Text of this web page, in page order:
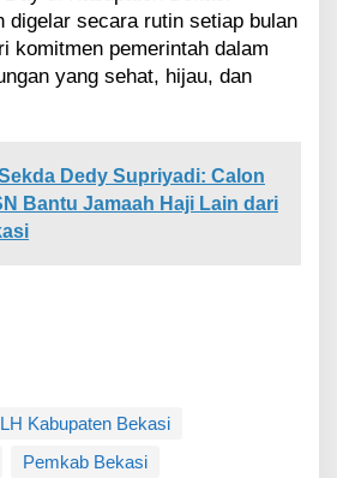
digelar secara rutin setiap bulan
komitmen pemerintah dalam
yang sehat, hijau, dan
Dedy Supriyadi: Calon
Bantu Jamaah Haji Lain dari
Kabupaten Bekasi
Pemkab Bekasi